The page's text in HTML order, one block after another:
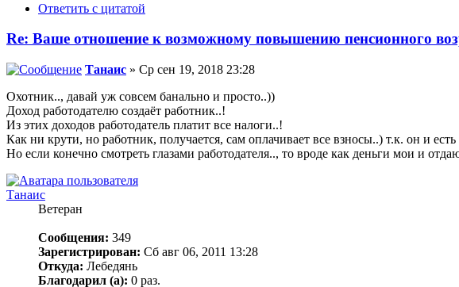
Ответить с цитатой
Re: Ваше отношение к возможному повышению пенсионного
Танаис » Ср сен 19, 2018 23:28
Охотник.., давай уж совсем банально и просто..))
Доход работодателю создаёт работник..!
Из этих доходов работодатель платит все налоги..!
Как ни крути, но работник, получается, сам оплачивает все взносы..) т.к. он и
Но если конечно смотреть глазами работодателя.., то вроде как деньги мои и
Танаис
Ветеран
Сообщения: 349
Зарегистрирован: Сб авг 06, 2011 13:28
Откуда: Лебедянь
Благодарил (а): 0 раз.